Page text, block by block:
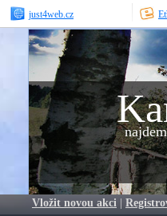
just4web.cz
Vložit novou akci |